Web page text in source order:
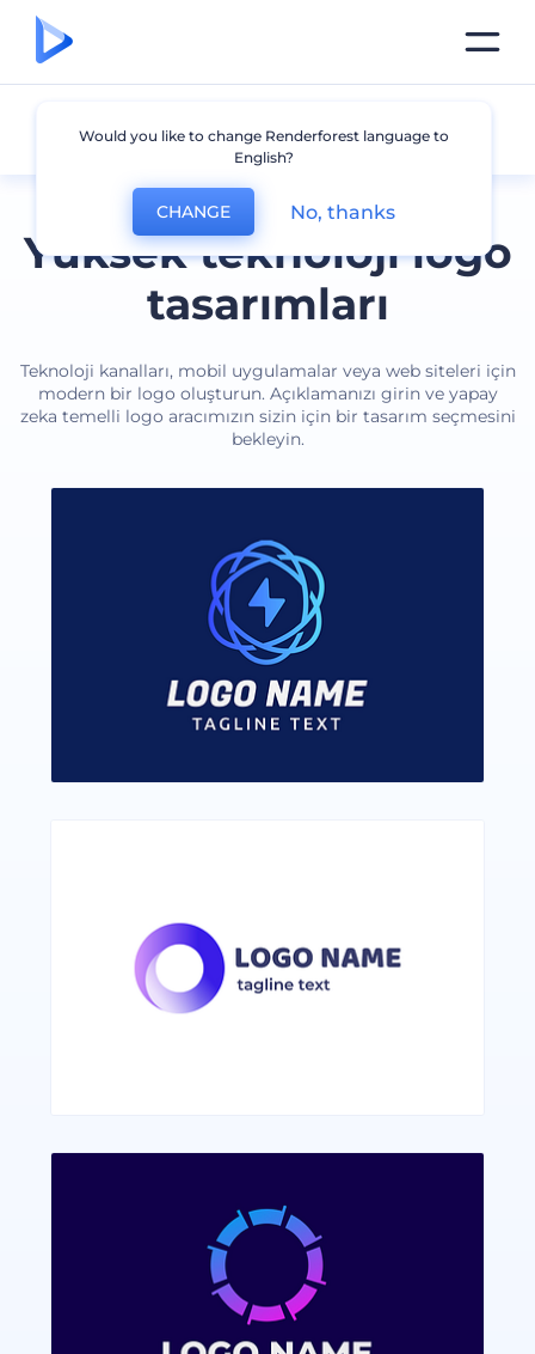
Yüksek teknoloji logo
tasarımları
Teknoloji kanalları, mobil uygulamalar veya web siteleri için
modern bir logo oluşturun. Açıklamanızı girin ve yapay
zeka temelli logo aracımızın sizin için bir tasarım seçmesini
bekleyin.
Teknoloji
Would you like to change Renderforest language to
English?
CHANGE No, thanks